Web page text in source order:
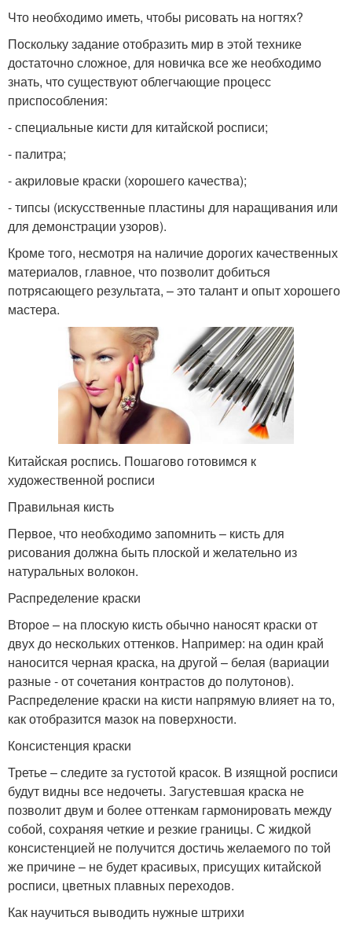
Что необходимо иметь, чтобы рисовать на ногтях?
Поскольку задание отобразить мир в этой технике
достаточно сложное, для новичка все же необходимо
знать, что существуют облегчающие процесс
приспособления:
- специальные кисти для китайской росписи;
- палитра;
- акриловые краски (хорошего качества);
- типсы (искусственные пластины для наращивания или
для демонстрации узоров).
Кроме того, несмотря на наличие дорогих качественных
материалов, главное, что позволит добиться
потрясающего результата, – это талант и опыт хорошего
мастера.
Китайская роспись. Пошагово готовимся к
художественной росписи
Правильная кисть
Первое, что необходимо запомнить – кисть для
рисования должна быть плоской и желательно из
натуральных волокон.
Распределение краски
Второе – на плоскую кисть обычно наносят краски от
двух до нескольких оттенков. Например: на один край
наносится черная краска, на другой – белая (вариации
разные - от сочетания контрастов до полутонов).
Распределение краски на кисти напрямую влияет на то,
как отобразится мазок на поверхности.
Консистенция краски
Третье – следите за густотой красок. В изящной росписи
будут видны все недочеты. Загустевшая краска не
позволит двум и более оттенкам гармонировать между
собой, сохраняя четкие и резкие границы. С жидкой
консистенцией не получится достичь желаемого по той
же причине – не будет красивых, присущих китайской
росписи, цветных плавных переходов.
Как научиться выводить нужные штрихи